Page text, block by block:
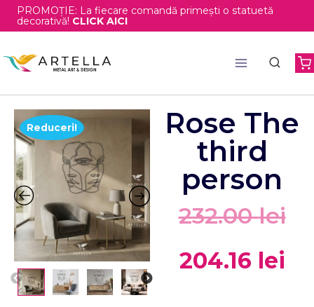
PROMOȚIE: La fiecare comandă primești o statuetă
decorativă! CLICK AICI
Reduceri!
Rose The
third
person
232.00lei
204.16 lei